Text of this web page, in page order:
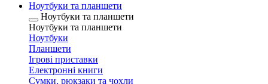
Ноутбуки та планшети
Ноутбуки та планшети
Ноутбуки та планшети
Ноутбуки
Планшети
Ігрові приставки
Електронні книги
Сумки, рюкзаки та чохли